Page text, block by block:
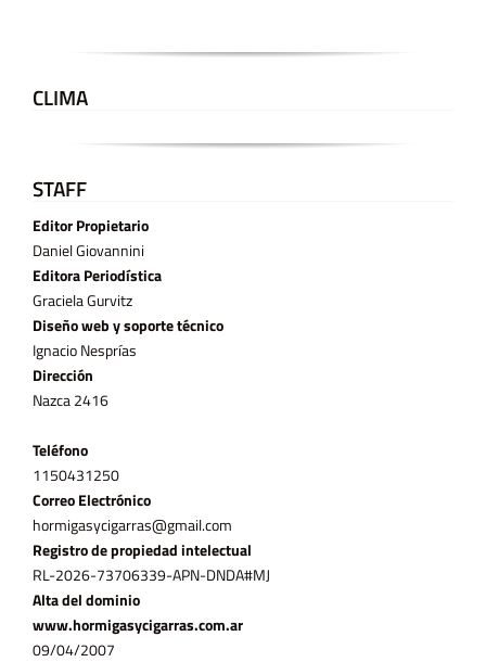
CLIMA
STAFF
Editor Propietario
Daniel Giovannini
Editora Periodística
Graciela Gurvitz
Diseño web y soporte técnico
Ignacio Nesprías
Dirección
Nazca 2416
Teléfono
11­50431250
Correo Electrónico
hormigasycigarras@gmail.com
Registro de propiedad intelectual
RL-2026-73706339-APN-DNDA#MJ
Alta del dominio
www.hormigasycigarras.com.ar
09/04/2007